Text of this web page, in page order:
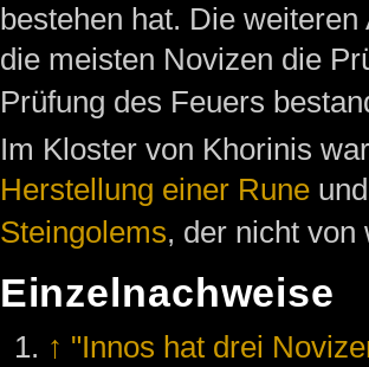
bestehen hat. Die
die meisten Novizen die
Prüfung des Feuers
Im Kloster von Khorinis
Herstellung einer Runeund
Steingolems, der nicht
Einzelnachweise
↑ "Innos hat drei